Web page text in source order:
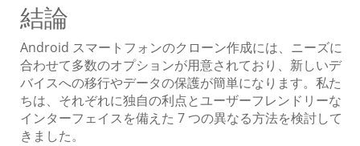
結論
Android スマートフォンのクローン作成には、ニーズに
合わせて多数のオプションが用意されており、新しいデ
バイスへの移行やデータの保護が簡単になります。私た
ちは、それぞれに独自の利点とユーザーフレンドリーな
インターフェイスを備えた 7 つの異なる方法を検討して
きました。